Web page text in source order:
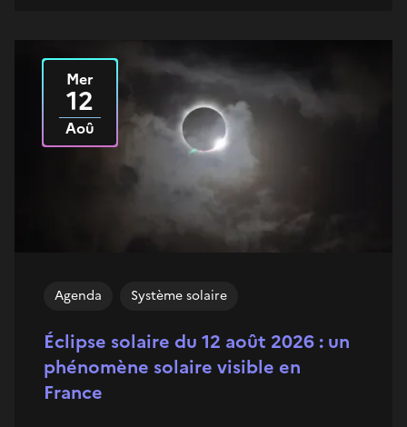
Éclipse solaire du 12 août 2026 : un
phénomène solaire visible en
France
Agenda Système solaire
LeMer
12
Aoû
2026